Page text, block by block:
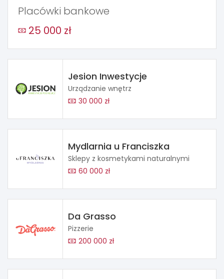
Placówki bankowe
25 000 zł
Jesion Inwestycje
Urządzanie wnętrz
30 000 zł
Mydlarnia u Franciszka
Sklepy z kosmetykami naturalnymi
60 000 zł
Da Grasso
Pizzerie
200 000 zł